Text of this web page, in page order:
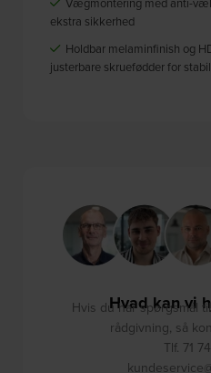
ekstra sikkerhed
Holdbar melaminfinish og
justerbare skruefødder for
Hvad kan vi
Hvis du har spørgsmål
rådgivning, så
Tlf. 71